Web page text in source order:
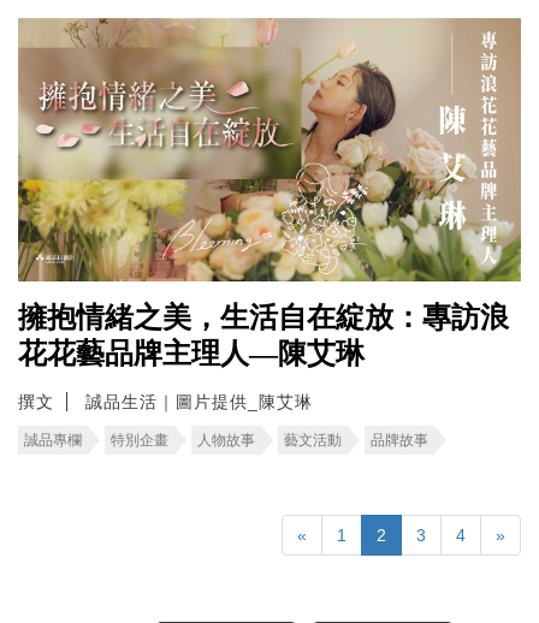
擁抱情緒之美，生活自在綻放：專訪浪
花花藝品牌主理人—陳艾琳
撰文 誠品生活｜圖片提供_陳艾琳
誠品專欄 特別企畫 人物故事 藝文活動 品牌故事
« 1 2 3 4 »